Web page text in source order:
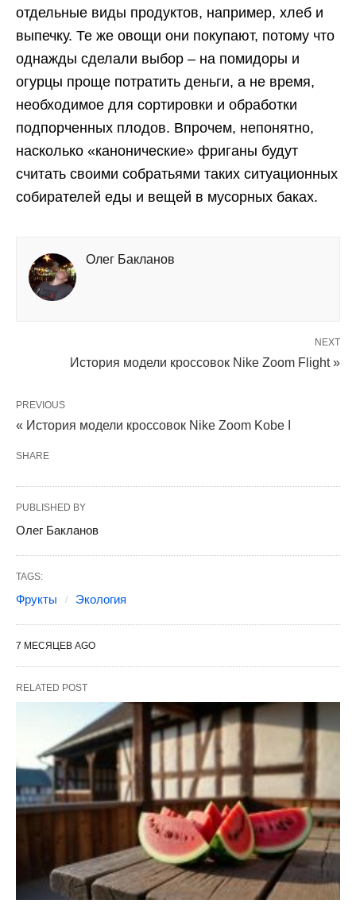
отдельные виды продуктов, например, хлеб и
выпечку. Те же овощи они покупают, потому что
однажды сделали выбор – на помидоры и
огурцы проще потратить деньги, а не время,
необходимое для сортировки и обработки
подпорченных плодов. Впрочем, непонятно,
насколько «канонические» фриганы будут
считать своими собратьями таких ситуационных
собирателей еды и вещей в мусорных баках.
Олег Бакланов
NEXT
История модели кроссовок Nike Zoom Flight »
PREVIOUS
« История модели кроссовок Nike Zoom Kobe I
SHARE
PUBLISHED BY
Олег Бакланов
TAGS:
Фрукты Экология
7 МЕСЯЦЕВ AGO
RELATED POST